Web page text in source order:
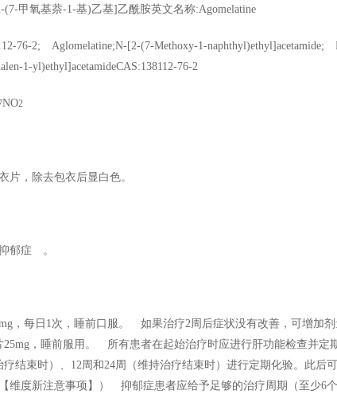
甲氧基萘-1-基)乙基]乙酰胺英文名称:Agomelatine
76-2; Aglomelatine;N-[2-(7-Methoxy-1-naphthyl)ethyl]acetamide;
1-yl)ethyl]acetamideCAS:138112-76-2
NO2
片，除去包衣后显白色。
郁症 。
，每日1次，睡前口服。 如果治疗2周后症状没有改善，可增加剂
25mg，睡前服用。 所有患者在起始治疗时应进行肝功能检查并定
疗结束时）、12周和24周（维持治疗结束时）进行定期化验。此后
维度新注意事项】） 抑郁症患者应给予足够的治疗周期（至少6